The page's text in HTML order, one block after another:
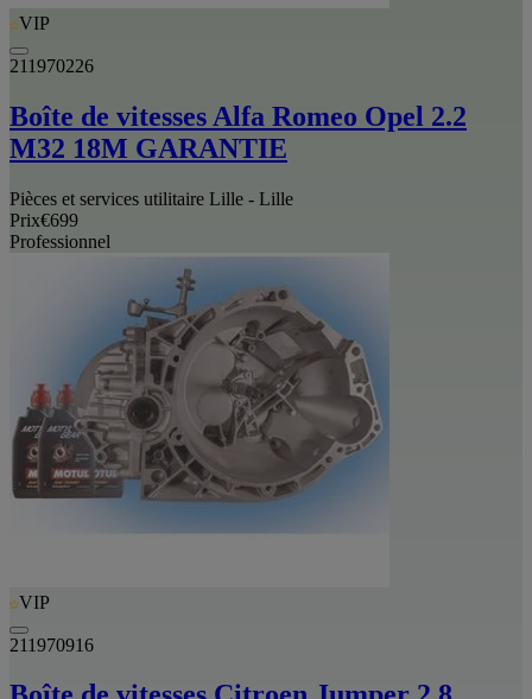
VIP
211970226
Boîte de vitesses Alfa Romeo Opel 2.2
M32 18M GARANTIE
Pièces et services utilitaire Lille - Lille
Prix€699
Professionnel
VIP
211970916